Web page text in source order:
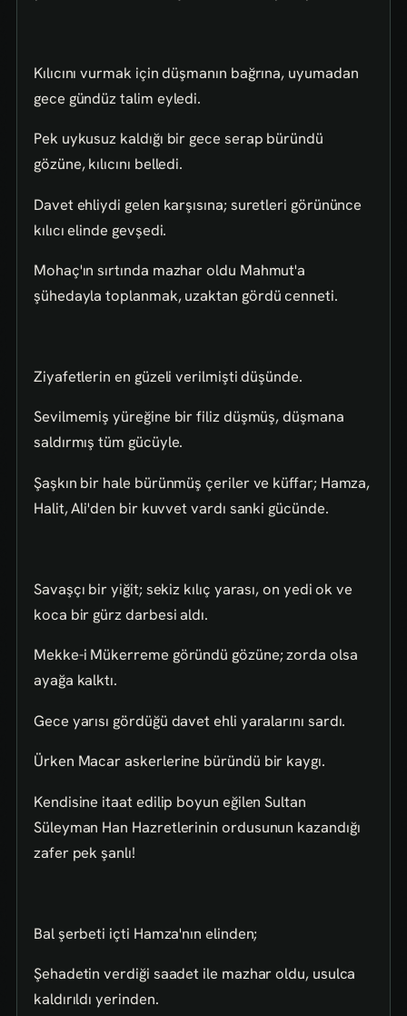
Kılıcını vurmak için düşmanın bağrına, uyumadan
gece gündüz talim eyledi.
Pek uykusuz kaldığı bir gece serap büründü
gözüne, kılıcını belledi.
Davet ehliydi gelen karşısına; suretleri görününce
kılıcı elinde gevşedi.
Mohaç'ın sırtında mazhar oldu Mahmut'a
şühedayla toplanmak, uzaktan gördü cenneti.
Ziyafetlerin en güzeli verilmişti düşünde.
Sevilmemiş yüreğine bir filiz düşmüş, düşmana
saldırmış tüm gücüyle.
Şaşkın bir hale bürünmüş çeriler ve küffar; Hamza,
Halit, Ali'den bir kuvvet vardı sanki gücünde.
Savaşçı bir yiğit; sekiz kılıç yarası, on yedi ok ve
koca bir gürz darbesi aldı.
Mekke-i Mükerreme göründü gözüne; zorda olsa
ayağa kalktı.
Gece yarısı gördüğü davet ehli yaralarını sardı.
Ürken Macar askerlerine büründü bir kaygı.
Kendisine itaat edilip boyun eğilen Sultan
Süleyman Han Hazretlerinin ordusunun kazandığı
zafer pek şanlı!
Bal şerbeti içti Hamza'nın elinden;
Şehadetin verdiği saadet ile mazhar oldu, usulca
kaldırıldı yerinden.